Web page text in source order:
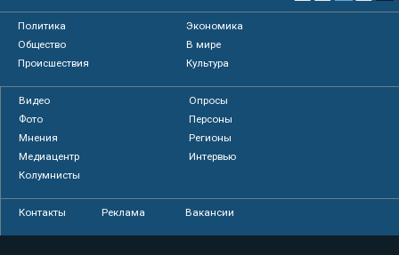
Политика
Экономика
Общество
В мире
Происшествия
Культура
Видео
Опросы
Фото
Персоны
Мнения
Регионы
Медиацентр
Интервью
Колумнисты
Контакты Реклама Вакансии